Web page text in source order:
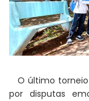
O último
por disputas